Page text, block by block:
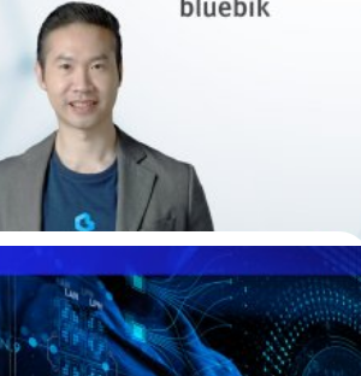
จำกัด (มหาชน) หรือ BBIK บริษัทคอนซัลต์
าน Digital Transformation ประกาศเข้า
อ็มวีพาย จำกัด (GMVPI) บริษัทที่ปรึกษา
บวงจร ผ่านการเข้าซื้อหุ้นในสัดส่วนร้อยละ
ซึ่งการลงทุนครั้งนี้จะช่วยเพิ่มศักยภาพ
การให้บริการที่ปรึกษาระบบ Enterprise
หรือ ERP ไปยังกลุ่มลูกค้าที่ใช้ SAP ใน
งค์กร หวังเพิ่มแต้มต่อในการแข่งขันสู่การ
ระดับภูมิภาค นายพชร อารยะการกุล
บริหาร บริษัท บลูบิค กรุ๊ป จำกัด (มหาชน)
ลงทุนในบริษัท จีเอ็มวีพาย ซึ่งมีความ
นระบบ SAP จะช่วยเสริมความแข็งแกร่ง
ในการแข่งขันให้กับบลูบิคสู่การเป็นบริษัทที่
days ago
ดันการทำ Digital
สำเร็จ ทลายขีดจำกัด